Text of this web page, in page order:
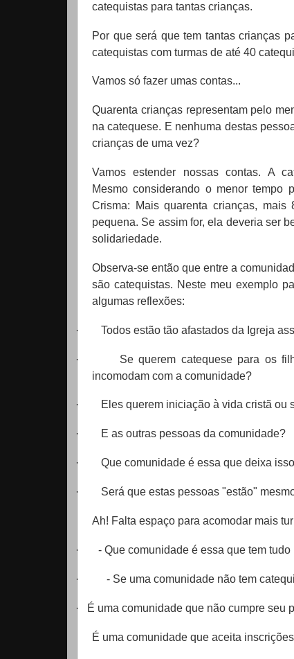
catequistas para tantas crianças.
Por que será que tem tantas crianças
catequistas com turmas de até 40
Vamos só fazer umas contas...
Quarenta crianças representam pelo
na catequese. E nenhuma destas
crianças de uma vez?
Vamos estender nossas contas. A
Mesmo considerando o menor tempo
Crisma: Mais quarenta crianças,
pequena. Se assim for, ela deveria ser
solidariedade.
Observa-se então que entre a
são catequistas. Neste meu exemplo
algumas reflexões:
· Todos estão tão afastados da Igreja
·
Se querem catequese para os
incomodam com a comunidade?
· Eles querem iniciação à vida cristã ou
· E as outras pessoas da comunidade?
· Que comunidade é essa que deixa
· Será que estas pessoas "estão"
Ah! Falta espaço para acomodar mais
· - Que comunidade é essa que tem
· - Se uma comunidade não tem
· É uma comunidade que não cumpre seu
É uma comunidade que aceita